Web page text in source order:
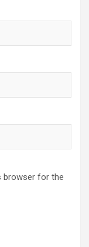
browser for the